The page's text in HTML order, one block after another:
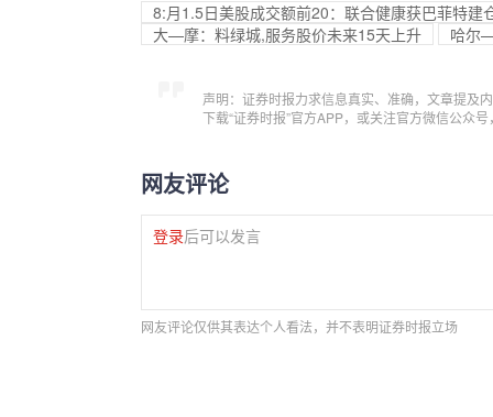
8:月1.5日美股成交额前20：联合健康获巴菲特建
大—摩：料绿城,服务股价未来15天上升
哈尔
声明：证券时报力求信息真实、准确，文章提及
下载“证券时报”官方APP，或关注官方微信公众
网友评论
登录后可以发言
网友评论仅供其表达个人看法，并不表明证券时报立场